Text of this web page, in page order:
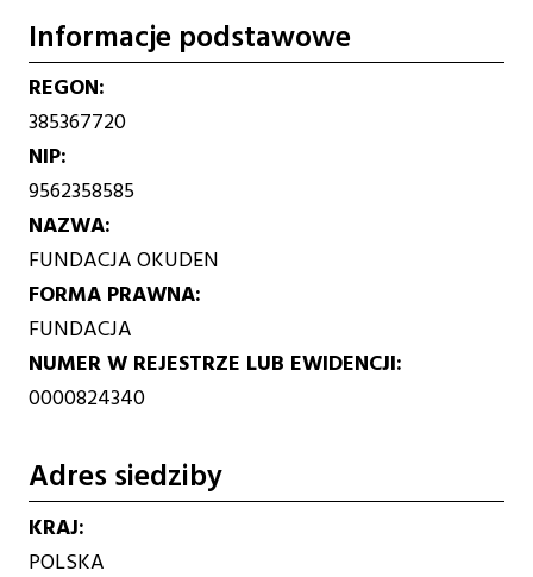
Informacje podstawowe
REGON
385367720
NIP
9562358585
NAZWA
FUNDACJA OKUDEN
FORMA PRAWNA
FUNDACJA
NUMER W REJESTRZE LUB EWIDENCJI
0000824340
Adres siedziby
KRAJ
POLSKA